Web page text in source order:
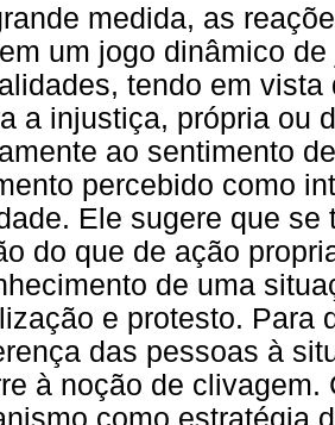
medida, as
um jogo dinâmico
tendo em
a injustiça, própria ou
ao sentimento
percebido como
Ele sugere que se
do que de ação
de uma
e protesto. Para
das pessoas à
à noção de
como estratégia